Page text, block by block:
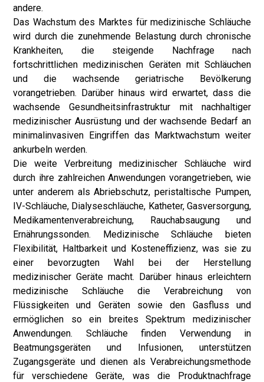
andere.
Das Wachstum des Marktes für medizinische Schläuche
wird durch die zunehmende Belastung durch chronische
Krankheiten, die steigende Nachfrage nach
fortschrittlichen medizinischen Geräten mit Schläuchen
und die wachsende geriatrische Bevölkerung
vorangetrieben. Darüber hinaus wird erwartet, dass die
wachsende Gesundheitsinfrastruktur mit nachhaltiger
medizinischer Ausrüstung und der wachsende Bedarf an
minimalinvasiven Eingriffen das Marktwachstum weiter
ankurbeln werden.
Die weite Verbreitung medizinischer Schläuche wird
durch ihre zahlreichen Anwendungen vorangetrieben, wie
unter anderem als Abriebschutz, peristaltische Pumpen,
IV-Schläuche, Dialyseschläuche, Katheter, Gasversorgung,
Medikamentenverabreichung, Rauchabsaugung und
Ernährungssonden. Medizinische Schläuche bieten
Flexibilität, Haltbarkeit und Kosteneffizienz, was sie zu
einer bevorzugten Wahl bei der Herstellung
medizinischer Geräte macht. Darüber hinaus erleichtern
medizinische Schläuche die Verabreichung von
Flüssigkeiten und Geräten sowie den Gasfluss und
ermöglichen so ein breites Spektrum medizinischer
Anwendungen. Schläuche finden Verwendung in
Beatmungsgeräten und Infusionen, unterstützen
Zugangsgeräte und dienen als Verabreichungsmethode
für verschiedene Geräte, was die Produktnachfrage